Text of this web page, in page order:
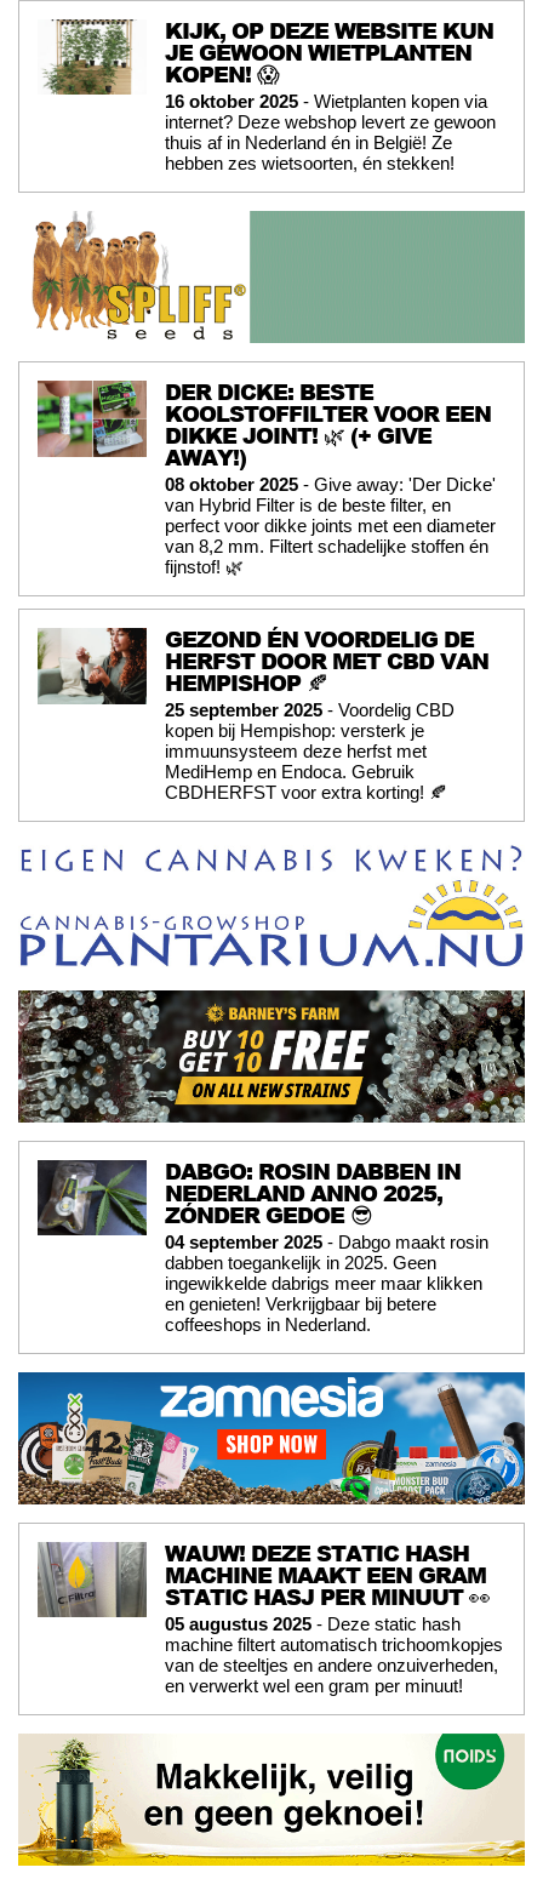
KIJK, OP DEZE WEBSITE KUN
JE GEWOON WIETPLANTEN
KOPEN! 😱
16 oktober 2025 - Wietplanten kopen via
internet? Deze webshop levert ze gewoon
thuis af in Nederland én in België! Ze
hebben zes wietsoorten, én stekken!
DER DICKE: BESTE
KOOLSTOFFILTER VOOR EEN
DIKKE JOINT! 🌿 (+ GIVE
AWAY!)
08 oktober 2025 - Give away: 'Der Dicke'
van Hybrid Filter is de beste filter, en
perfect voor dikke joints met een diameter
van 8,2 mm. Filtert schadelijke stoffen én
fijnstof! 🌿
GEZOND ÉN VOORDELIG DE
HERFST DOOR MET CBD VAN
HEMPISHOP 🍂
25 september 2025 - Voordelig CBD
kopen bij Hempishop: versterk je
immuunsysteem deze herfst met
MediHemp en Endoca. Gebruik
CBDHERFST voor extra korting! 🍂
DABGO: ROSIN DABBEN IN
NEDERLAND ANNO 2025,
ZÓNDER GEDOE 😎
04 september 2025 - Dabgo maakt rosin
dabben toegankelijk in 2025. Geen
ingewikkelde dabrigs meer maar klikken
en genieten! Verkrijgbaar bij betere
coffeeshops in Nederland.
WAUW! DEZE STATIC HASH
MACHINE MAAKT EEN GRAM
STATIC HASJ PER MINUUT 👀
05 augustus 2025 - Deze static hash
machine filtert automatisch trichoomkopjes
van de steeltjes en andere onzuiverheden,
en verwerkt wel een gram per minuut!